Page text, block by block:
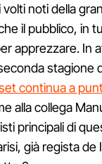
noti della
il pubblico, in
apprezzare. In
stagione
continua a
alla collega
principali di
già regista de